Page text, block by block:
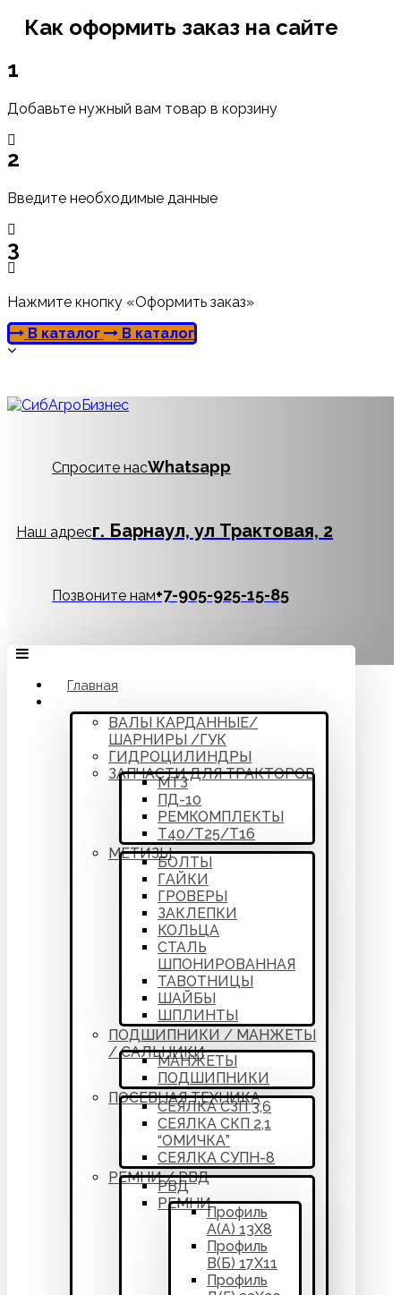
Как оформить заказ на сайте
1
Добавьте нужный вам товар в корзину
2
Введите необходимые данные
3
Нажмите кнопку «Оформить заказ»
В каталог
В каталог
Спросите насWhatsapp
Наш адресг. Барнаул, ул Трактовая, 2
Позвоните нам‪+7-905-925-15-85
Главная
ВАЛЫ КАРДАННЫЕ/
ШАРНИРЫ /ГУК
ГИДРОЦИЛИНДРЫ
ЗАПЧАСТИ ДЛЯ ТРАКТОРОВ
МТЗ
ПД-10
РЕМКОМПЛЕКТЫ
Т40/Т25/Т16
МЕТИЗЫ
БОЛТЫ
ГАЙКИ
ГРОВЕРЫ
ЗАКЛЕПКИ
КОЛЬЦА
СТАЛЬ
ШПОНИРОВАННАЯ
ТАВОТНИЦЫ
ШАЙБЫ
ШПЛИНТЫ
ПОДШИПНИКИ / МАНЖЕТЫ
/ САЛЬНИКИ
МАНЖЕТЫ
ПОДШИПНИКИ
ПОСЕВНАЯ ТЕХНИКА
СЕЯЛКА СЗП 3,6
СЕЯЛКА СКП 2,1
“ОМИЧКА”
СЕЯЛКА СУПН-8
РЕМНИ / РВД
РВД
РЕМНИ
Профиль
А(А) 13Х8
Профиль
В(Б) 17Х11
Профиль